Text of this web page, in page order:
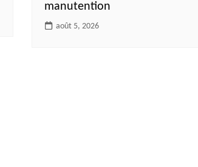
manutention
août 5, 2026